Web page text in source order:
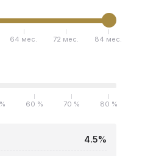
64 мес. 72 мес. 84 мес.
60 % 70 % 80 %
4.5%